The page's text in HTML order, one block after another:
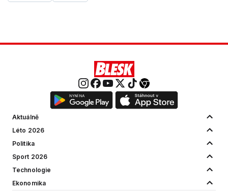
Aktuálně
Léto 2026
Politika
Sport 2026
Technologie
Ekonomika